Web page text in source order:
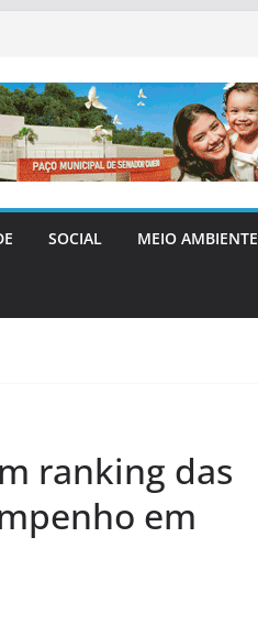
SOCIAL MEIO AMBIENTE
ranking das
em